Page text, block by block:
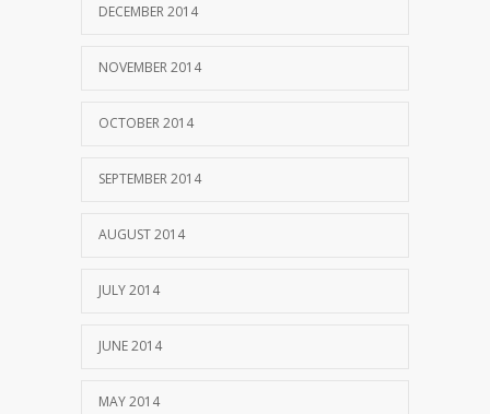
DECEMBER 2014
NOVEMBER 2014
OCTOBER 2014
SEPTEMBER 2014
AUGUST 2014
JULY 2014
JUNE 2014
MAY 2014